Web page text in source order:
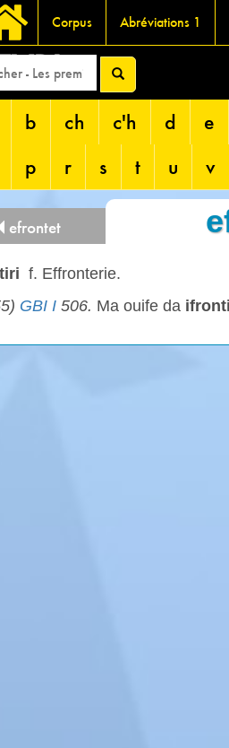
Corpus Abréviations 1
b ch c'h d
e
p r s t u v
efrontet
f. Effronterie.
GBI I 506. Ma ouife da